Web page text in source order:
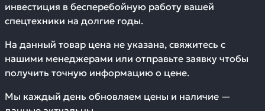
инвестиция в бесперебойную работу вашей
спецтехники на долгие годы.
На данный товар цена не указана, свяжитесь с
нашими менеджерами или отправьте заявку чтобы
получить точную информацию о цене.
Мы каждый день обновляем цены и наличие —